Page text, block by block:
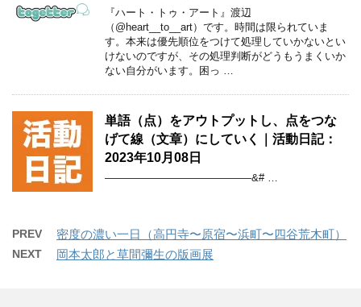
『ハート・トゥ・アート』渡辺
（@heart__to__art）です。時間は限られていま
す。本来は優先順位をつけて処理していかないとい
けないのですが、その処理判断がどうもうまくいか
ない自分がいます。困っ …
単語（点）をアウトプットし、点をつな
げて線（文章）にしていく｜活動日記：
2023年10月08日
——————————————&# …
PREV 密度の濃い一日（高円寺〜原宿〜浜町〜四谷荒木町）
NEXT 岡本太郎と草間彌生の版画展